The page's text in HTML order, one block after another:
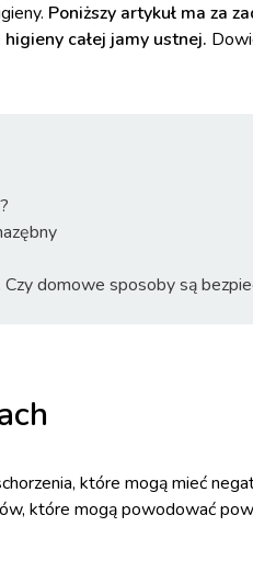
Poniższy artykuł ma za
całej jamy ustnej.
domowe sposoby są
które mogą mieć
które mogą powodować